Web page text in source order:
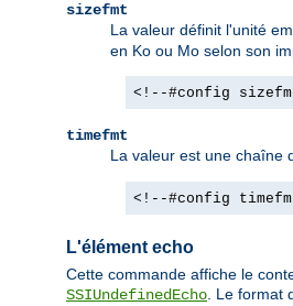
sizefmt
La valeur définit l'unité
en Ko ou Mo selon son
<!--#config
timefmt
La valeur est une chaîne
<!--#config
L'élément echo
Cette commande affiche le
SSIUndefinedEcho . Le